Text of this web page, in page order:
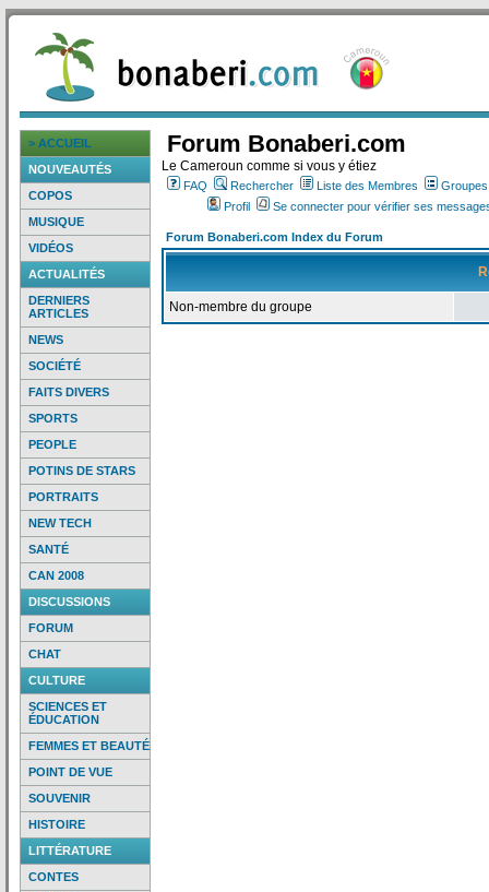
> ACCUEIL
NOUVEAUTÉS
COPOS
MUSIQUE
VIDÉOS
ACTUALITÉS
DERNIERS
ARTICLES
NEWS
SOCIÉTÉ
FAITS DIVERS
SPORTS
PEOPLE
POTINS DE STARS
PORTRAITS
NEW TECH
SANTÉ
CAN 2008
DISCUSSIONS
FORUM
CHAT
CULTURE
SCIENCES ET
ÉDUCATION
FEMMES ET BEAUTÉ
POINT DE VUE
SOUVENIR
HISTOIRE
LITTÉRATURE
CONTES
Forum Bonaberi.com
Le Cameroun comme si vous y étiez
FAQ Rechercher Liste des Membres
Profil
Se connecter pour vérifier ses
Forum Bonaberi.com Index du Forum
Non-membre du groupe